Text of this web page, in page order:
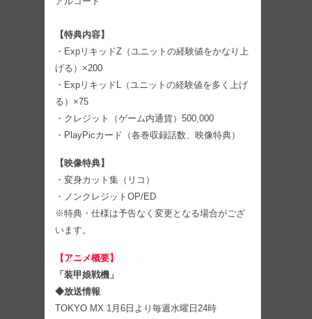
【特典内容】
・ExpリキッドZ（ユニットの経験値をかなり上
げる）×200
・ExpリキッドL（ユニットの経験値を多く上げ
る）×75
・クレジット（ゲーム内通貨）500,000
・PlayPicカード（各巻収録話数、映像特典）
【映像特典】
・変身カット集（リコ）
・ノンクレジットOP/ED
※特典・仕様は予告なく変更となる場合がござ
います。
【アニメ概要】
「装甲娘戦機」
◆放送情報
TOKYO MX 1月6日より毎週水曜日24時